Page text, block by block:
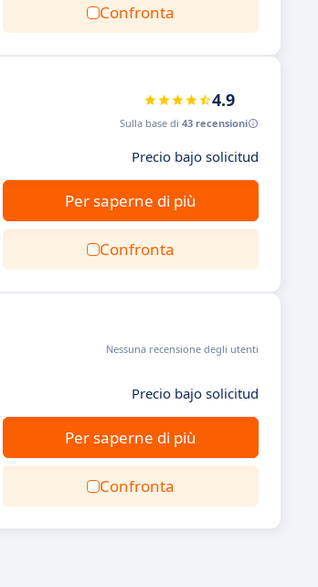
Confronta
4.9
Sulla base di 43 recensioni
Precio bajo solicitud
Per saperne di più
Confronta
Nessuna recensione degli utenti
Precio bajo solicitud
Per saperne di più
Confronta